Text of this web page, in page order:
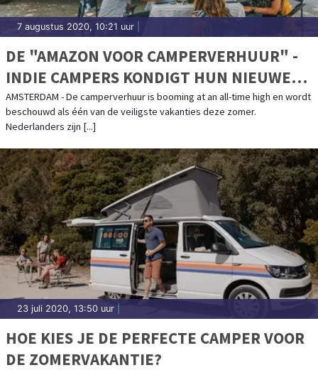
7 augustus 2020, 10:21 uur
DE "AMAZON VOOR CAMPERVERHUUR" -
INDIE CAMPERS KONDIGT HUN NIEUWE
CAMPERVERHUUR MARKTPLAATS AAN
AMSTERDAM - De camperverhuur is booming at an all-time high en wordt
beschouwd als één van de veiligste vakanties deze zomer.
Nederlanders zijn [...]
23 juli 2020, 13:50 uur
HOE KIES JE DE PERFECTE CAMPER VOOR
DE ZOMERVAKANTIE?